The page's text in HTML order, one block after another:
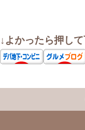
↓よかったら押し